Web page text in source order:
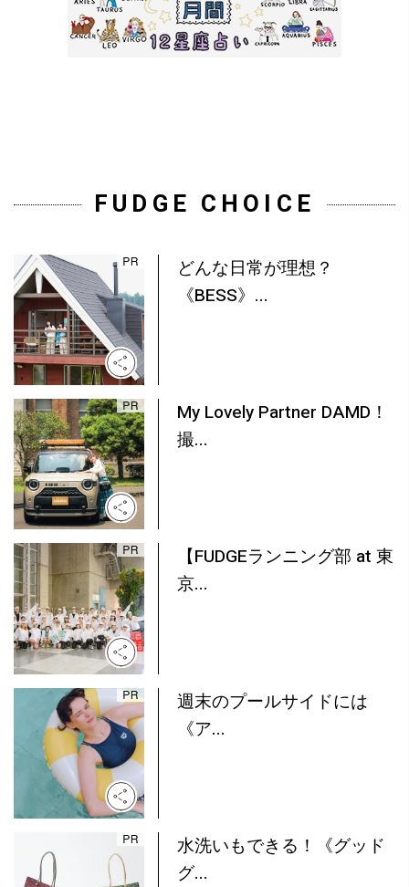
FUDGE CHOICE
どんな日常が理想？
《BESS》...
My Lovely Partner DAMD！
撮...
【FUDGEランニング部 at 東
京...
週末のプールサイドには
《ア...
水洗いもできる！《グッド
グ...